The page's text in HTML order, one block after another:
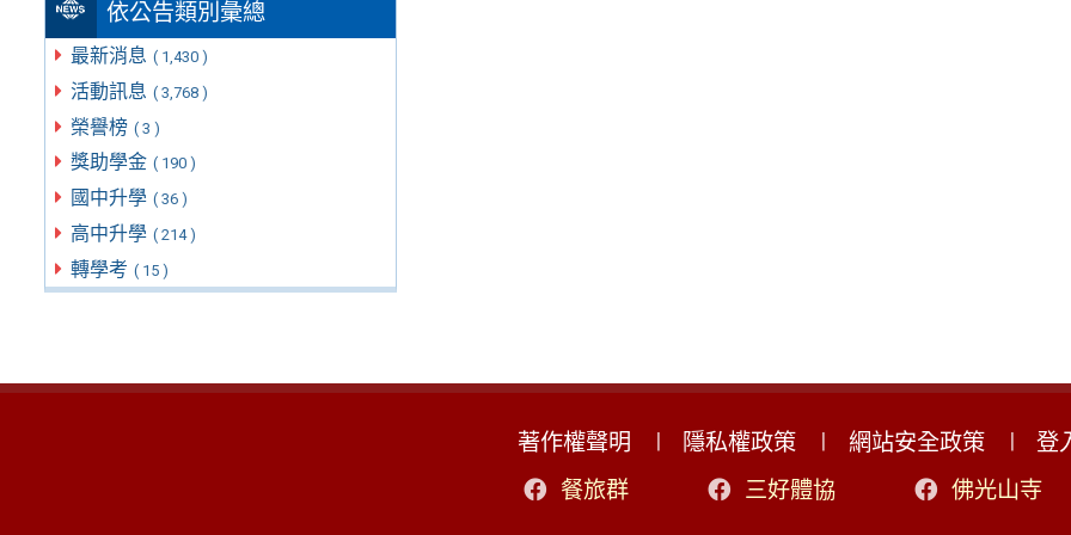
依公告類別彙總
最新消息 ( 1,430 )
活動訊息 ( 3,768 )
榮譽榜 ( 3 )
獎助學金 ( 190 )
國中升學 ( 36 )
高中升學 ( 214 )
轉學考 ( 15 )
著作權聲明 隱私權政策 網站安全政策
登
餐旅群
三好體協 佛光山寺